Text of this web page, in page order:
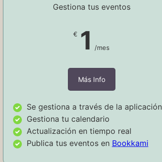
Gestiona tus eventos
€ 1 /mes
Más Info
Se gestiona a través de la aplicación
Gestiona tu calendario
Actualización en tiempo real
Publica tus eventos en Bookkami